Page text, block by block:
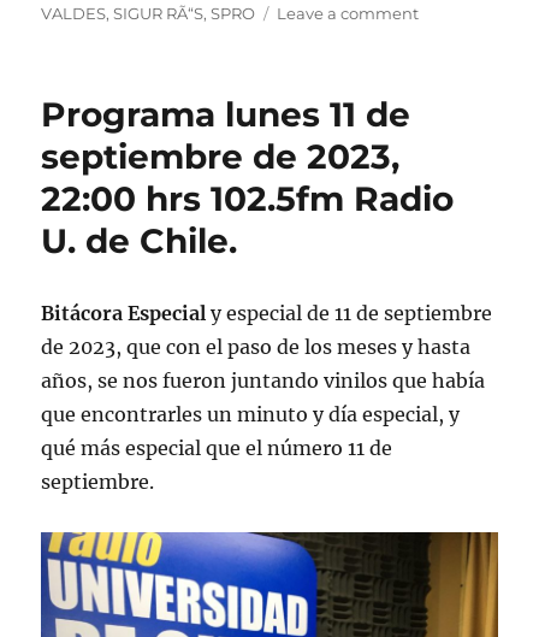
VALDES,SIGUR RÃ“S,SPRO Leave a commenton
de
2023
Programa lunes 11 de
septiembre de 2023,
22:00 hrs 102.5fm Radio
U. de Chile.
Bitácora Especial y especial de 11 de septiembre
de 2023, que con el paso de los meses y hasta
años, se nos fueron juntando vinilos que había
que encontrarles un minuto y día especial, y
qué más especial que el número 11 de
septiembre.